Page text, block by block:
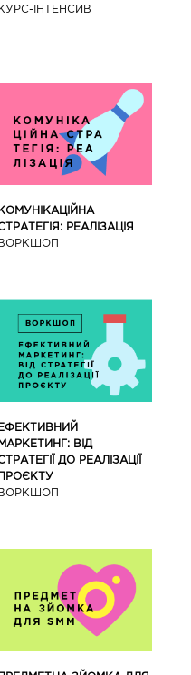
КУРС-IНТЕНСИВ
КОМУНІКАЦІЙНА
РЕАЛІЗАЦІЯ
ВОРКШОП
ЕФЕКТИВНИЙ
МАРКЕТИНГ: ВІД
ДО РЕАЛІЗАЦІЇ
ПРОЄКТУ
ВОРКШОП